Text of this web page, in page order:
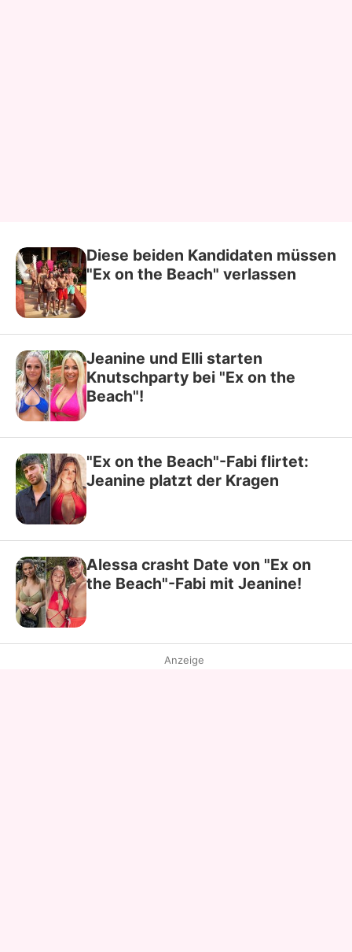
Diese beiden Kandidaten müssen
"Ex on the Beach" verlassen
Jeanine und Elli starten
Knutschparty bei "Ex on the
Beach"!
"Ex on the Beach"-Fabi flirtet:
Jeanine platzt der Kragen
Alessa crasht Date von "Ex on
the Beach"-Fabi mit Jeanine!
Anzeige